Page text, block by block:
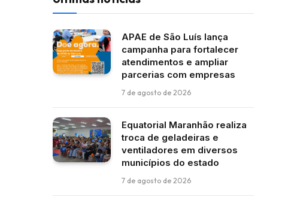
APAE de São Luís lança
campanha para fortalecer
atendimentos e ampliar
parcerias com empresas
7 de agosto de 2026
Equatorial Maranhão realiza
troca de geladeiras e
ventiladores em diversos
municípios do estado
7 de agosto de 2026